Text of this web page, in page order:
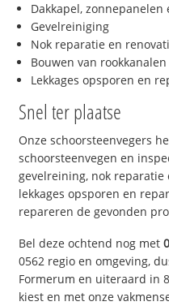
Dakkapel,
Gevelreiniging
Nok reparatie en
Bouwen van rookkanalen
Lekkages opsporen en
Snel ter plaatse
Onze schoorsteenvegers
schoorsteenvegen en
gevelreining, nok
lekkages opsporen en
repareren de gevonden
Bel deze ochtend nog met
0562 regio en omgeving,
Formerum en uiteraard in
kiest en met onze